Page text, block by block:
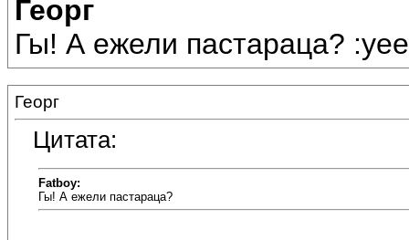
Георг
Гы! А ежели пастараца?
Георг
Цитата:
Fatboy:
Гы! А ежели пастараца?